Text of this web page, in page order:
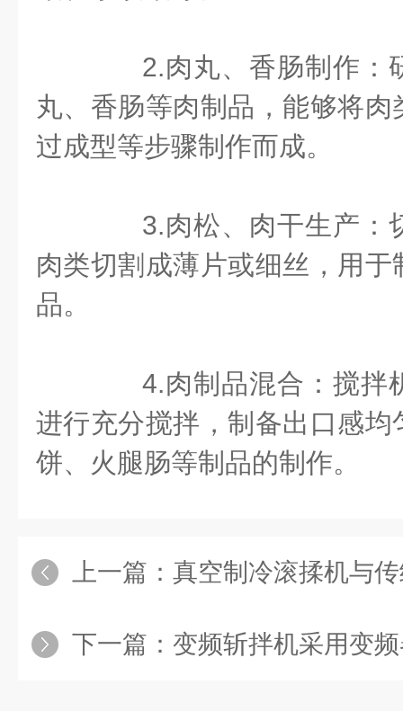
2.肉丸、香肠制作：
丸、香肠等肉制品，能够将
过成型等步骤制作而成。
3.肉松、肉干生产：
肉类切割成薄片或细丝，用
品。
4.肉制品混合：搅拌
进行充分搅拌，制备出口感
饼、火腿肠等制品的制作。
上一篇： 真空制冷滚揉机与传统的风
下一篇： 变频斩拌机采用变频